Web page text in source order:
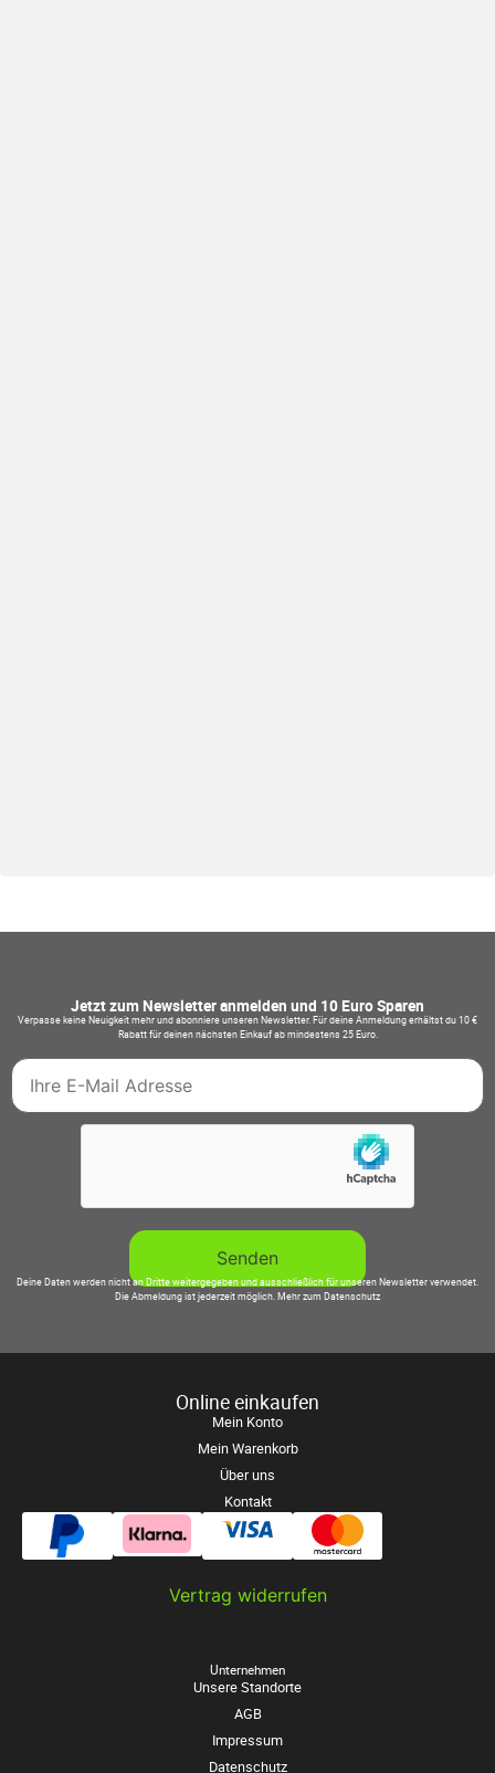
Jetzt zum Newsletter anmelden und 10 Euro Sparen
Verpasse keine Neuigkeit mehr und abonniere unseren Newsletter. Für deine Anmeldung erhältst du 10 €
Rabatt für deinen nächsten Einkauf ab mindestens 25 Euro.
Deine Daten werden nicht an Dritte weitergegeben und ausschließlich für unseren Newsletter verwendet.
Die Abmeldung ist jederzeit möglich.Mehr zum Datenschutz
Online einkaufen
Mein Konto
Mein Warenkorb
Über uns
Kontakt
Vertrag widerrufen
Unternehmen
Unsere Standorte
AGB
Impressum
Datenschutz